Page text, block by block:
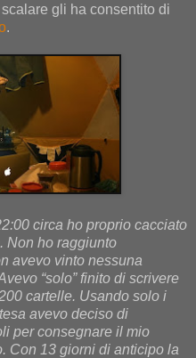
gli ha consentito di
.
circa ho proprio cacciato
Non ho raggiunto
avevo vinto nessuna
“solo” finito di scrivere
cartelle. Usando solo i
avevo deciso di
per consegnare il mio
Con 13 giorni di anticipo la